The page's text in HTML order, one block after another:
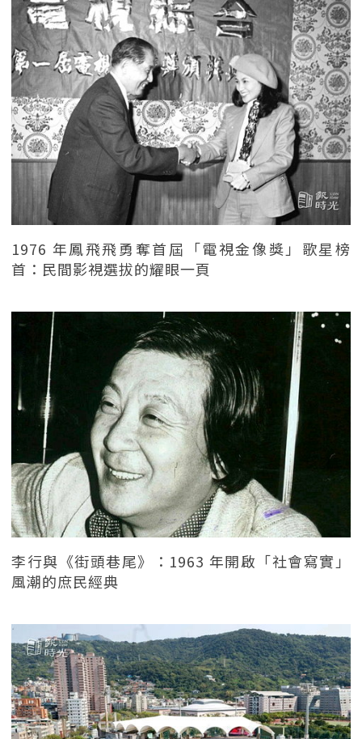
1976 年鳳飛飛勇奪首屆「電視金像獎」歌星榜
首：民間影視選拔的耀眼一頁
李行與《街頭巷尾》：1963 年開啟「社會寫實」
風潮的庶民經典